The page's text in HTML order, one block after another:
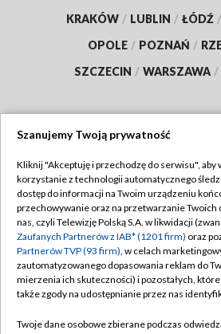
KRAKÓW / LUBLIN / ŁÓDŹ /
OPOLE / POZNAŃ /
SZCZECIN / WARSZAWA /
TVP
Abonament TVP
Emisja w TVP
Centrum informacji TVP
Naziemna Telewizja Cyfrowa
Regulamin
Polityka
Moje zgody
Pomoc
Szanujemy Twoją prywatność
Kliknij "Akceptuję i przechodzę do serwisu", aby
korzystanie z technologii automatycznego
dostęp do informacji na Twoim urządzeniu
przechowywanie oraz na przetwarzanie Twoich
nas, czyli Telewizję Polską S.A. w likwidacji
Zaufanych Partnerów z IAB* (1201 firm) oraz
Partnerów TVP (93 firm), w celach
zautomatyzowanego dopasowania reklam do
mierzenia ich skuteczności) i pozostałych,
także zgody na udostępnianie przez nas
Twoje dane osobowe zbierane podczas